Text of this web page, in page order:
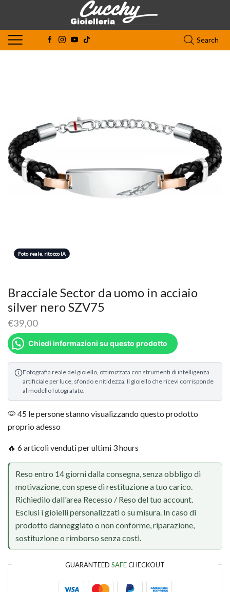
Search
Foto reale, ritocco IA
Bracciale Sector da uomo in acciaio
silver nero SZV75
€39,00
Chiedi informazioni su questo prodotto
Fotografia reale del gioiello, ottimizzata con strumenti di intelligenza
artificiale per luce, sfondo e nitidezza. Il gioiello che ricevi corrisponde
al modello fotografato.
45 le persone stanno visualizzando questo prodotto
proprio adesso
🔥 6 articoli venduti per ultimi 3 hours
Reso entro 14 giorni dalla consegna, senza obbligo di
motivazione, con spese di restituzione a tuo carico.
Richiedilo dall'area Recesso / Reso del tuo account.
Esclusi i gioielli personalizzati o su misura. In caso di
prodotto danneggiato o non conforme, riparazione,
sostituzione o rimborso senza costi.
GUARANTEED SAFECHECKOUT